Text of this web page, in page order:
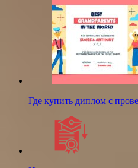
Где купить диплом с